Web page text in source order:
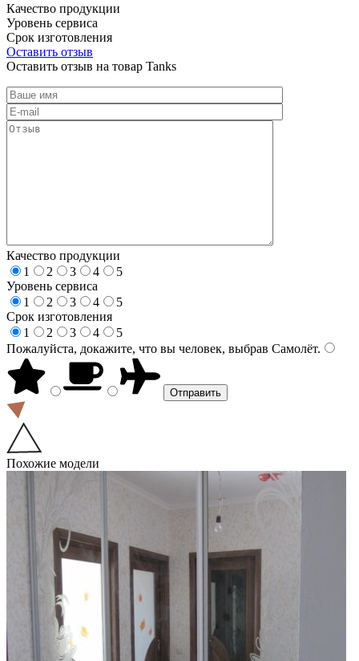
Качество продукции
Уровень сервиса
Срок изготовления
Оставить отзыв
Оставить отзыв на товар Tanks
Качество продукции
1
2 3 4
5
Уровень сервиса
1
2 3 4
5
Срок изготовления
1
2 3 4
5
Пожалуйста, докажите, что вы человек, выбрав Самолёт.
Похожие модели